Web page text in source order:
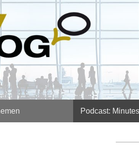
Podcast: Minutes